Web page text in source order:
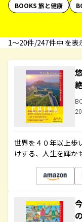
BOOKS 旅と健康
1〜20件/247件中 を表
世界を４０年以上歩
けする、人生を輝か